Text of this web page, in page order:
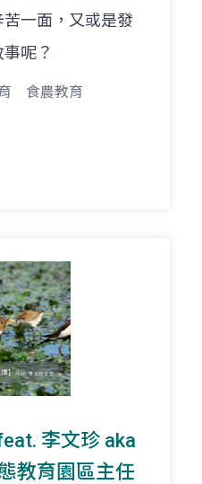
一面，又或是發
呢？
食農教育
李文珍 aka
教育園區主任